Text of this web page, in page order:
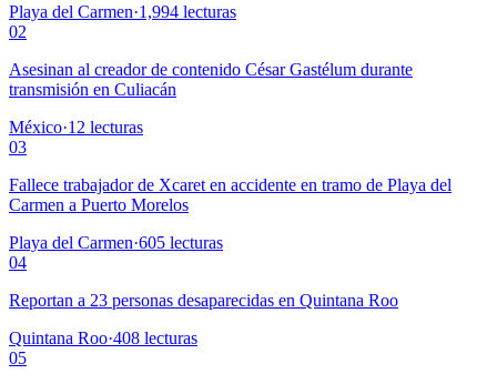
Playa del Carmen·1,994 lecturas
02
Asesinan al creador de contenido César Gastélum durante
transmisión en Culiacán
México·12 lecturas
03
Fallece trabajador de Xcaret en accidente en tramo de Playa del
Carmen a Puerto Morelos
Playa del Carmen·605 lecturas
04
Reportan a 23 personas desaparecidas en Quintana Roo
Quintana Roo·408 lecturas
05